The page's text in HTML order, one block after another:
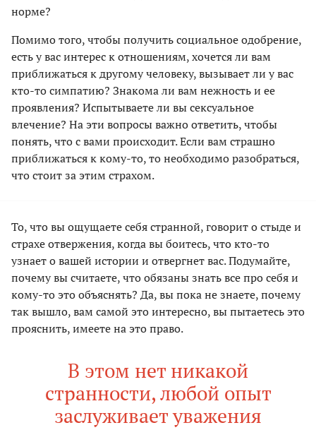
норме?
Помимо того, чтобы получить социальное одобрение,
есть у вас интерес к отношениям, хочется ли вам
приближаться к другому человеку, вызывает ли у вас
кто-то симпатию? Знакома ли вам нежность и ее
проявления? Испытываете ли вы сексуальное
влечение? На эти вопросы важно ответить, чтобы
понять, что с вами происходит. Если вам страшно
приближаться к кому-то, то необходимо разобраться,
что стоит за этим страхом.
То, что вы ощущаете себя странной, говорит о стыде и
страхе отвержения, когда вы боитесь, что кто-то
узнает о вашей истории и отвергнет вас. Подумайте,
почему вы считаете, что обязаны знать все про себя и
кому-то это объяснять? Да, вы пока не знаете, почему
так вышло, вам самой это интересно, вы пытаетесь это
прояснить, имеете на это право.
В этом нет никакой
странности, любой опыт
заслуживает уважения